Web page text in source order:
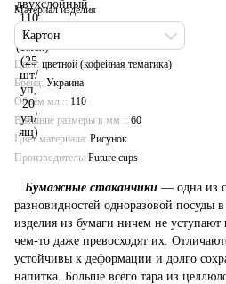
Бумажные стаканчики — одна из
разновидностей одноразовой посуды
изделия из бумаги ничем не уступают
чем-то даже превосходят их.
устойчивы к деформации и долго
напитка. Больше всего тара из
Материал изделия
Картон
Цвет цветной (кофейная тематика)
Бренд Украина
Объём мл : 110
Внешние размеры в мм : 60
Цвет материала Рисунок
Производитель Future cups